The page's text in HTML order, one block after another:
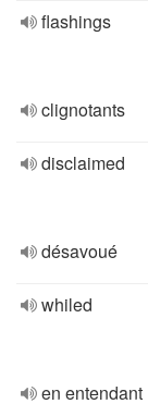
flashings
clignotants
disclaimed
désavoué
whiled
en entendant